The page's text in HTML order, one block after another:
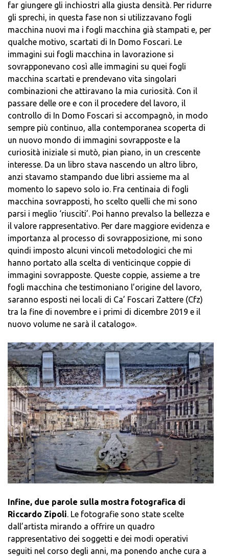
far giungere gli inchiostri alla giusta densità. Per ridurre
gli sprechi, in questa fase non si utilizzavano fogli
macchina nuovi ma i fogli macchina già stampati e, per
qualche motivo, scartati di In Domo Foscari. Le
immagini sui fogli macchina in lavorazione si
sovrapponevano così alle immagini su quei fogli
macchina scartati e prendevano vita singolari
combinazioni che attiravano la mia curiosità. Con il
passare delle ore e con il procedere del lavoro, il
controllo di In Domo Foscari si accompagnò, in modo
sempre più continuo, alla contemporanea scoperta di
un nuovo mondo di immagini sovrapposte e la
curiosità iniziale si mutò, pian piano, in un crescente
interesse. Da un libro stava nascendo un altro libro,
anzi stavamo stampando due libri assieme ma al
momento lo sapevo solo io. Fra centinaia di fogli
macchina sovrapposti, ho scelto quelli che mi sono
parsi i meglio ‘riusciti’. Poi hanno prevalso la bellezza e
il valore rappresentativo. Per dare maggiore evidenza e
importanza al processo di sovrapposizione, mi sono
quindi imposto alcuni vincoli metodologici che mi
hanno portato alla scelta di venticinque coppie di
immagini sovrapposte. Queste coppie, assieme a tre
fogli macchina che testimoniano l’origine del lavoro,
saranno esposti nei locali di Ca’ Foscari Zattere (Cfz)
tra la fine di novembre e i primi di dicembre 2019 e il
nuovo volume ne sarà il catalogo».
Infine, due parole sulla mostra fotografica di
Riccardo Zipoli . Le fotografie sono state scelte
dall’artista mirando a offrire un quadro
rappresentativo dei soggetti e dei modi operativi
seguiti nel corso degli anni, ma ponendo anche cura a